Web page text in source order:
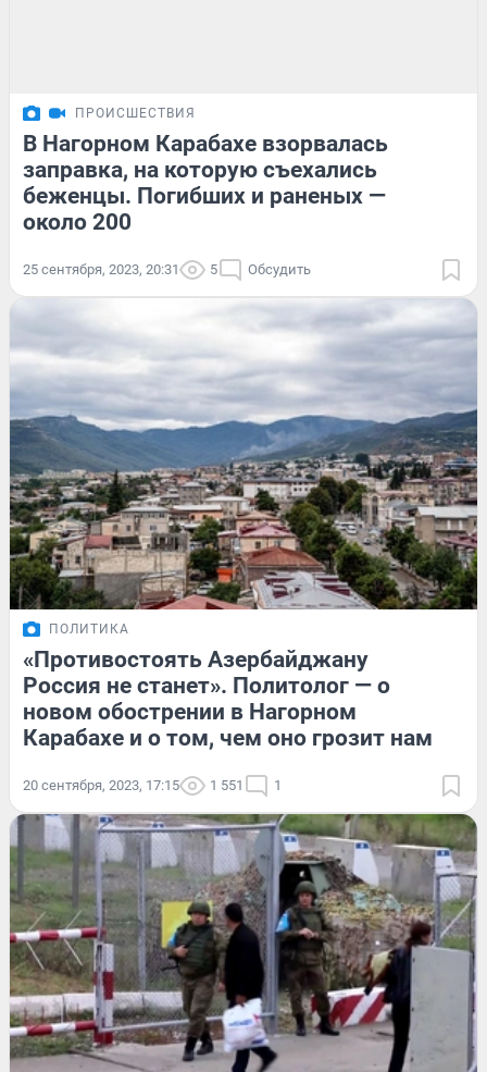
ПРОИСШЕСТВИЯ
В Нагорном Карабахе взорвалась
заправка, на которую съехались
беженцы. Погибших и раненых —
около 200
25 сентября, 2023, 20:31 5 Обсудить
ПОЛИТИКА
«Противостоять Азербайджану
Россия не станет». Политолог — о
новом обострении в Нагорном
Карабахе и о том, чем оно грозит нам
20 сентября, 2023, 17:15 1 551 1